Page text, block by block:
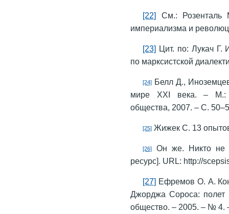
[22] См.: Розенталь
империализма и
[23] Цит. по: Лукач Г.
по марксистской
[24] Белл Д.,
мире XXI века. – М.:
общества, 2007. – С.
[25] Жижек С. 13
[26]
Он же. Никто не
ресурс]. URL: http://
[27] Ефремов О. А.
Джорджа Сороса: полет
общество. – 2005. – № 4.